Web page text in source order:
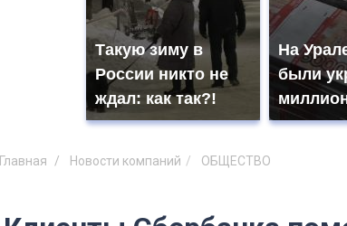
Такую зиму в
России никто не
ждал: как так?!
На
были
Главная Новости компаний ОБЩЕСТВО